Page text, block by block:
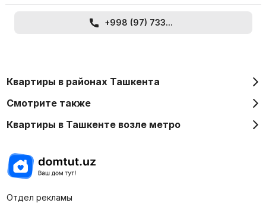
+998 (97) 733...
Квартиры в районах Ташкента
Смотрите также
Квартиры в Ташкенте возле метро
Отдел рекламы